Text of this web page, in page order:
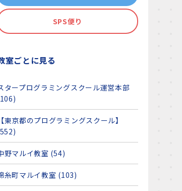
SPS便り
室ごとに見る
タープログラミングスクール運営本部
【東京都のプログラミングスクール】
野マルイ教室 (54)
糸町マルイ教室 (103)